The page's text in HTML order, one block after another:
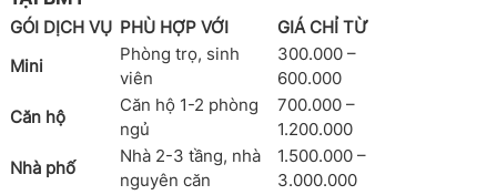
GÓI DỊCH VỤ PHÙ HỢP VỚI
GIÁ CHỈ TỪ
Mini
Phòng trọ, sinh
viên
300.000 –
600.000
Căn hộ
Căn hộ 1-2 phòng
ngủ
700.000 –
1.200.000
Nhà phố
Nhà 2-3 tầng, nhà
nguyên căn
1.500.000 –
3.000.000